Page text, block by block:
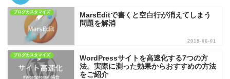
ブログカスタマイズ
MarsEditで書くと空白行が消えてしまう
問題を解消
2018-06-01
ブログカスタマイズ
WordPressサイトを高速化する7つの方
法。実際に測った効果からおすすめの方法
をご紹介